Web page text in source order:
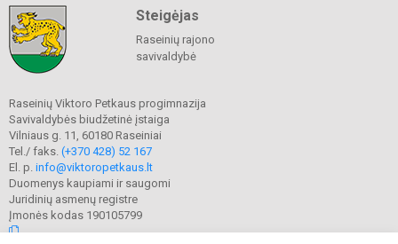
Steigėjas
Raseinių rajono
savivaldybė
Raseinių Viktoro Petkaus progimnazija
Savivaldybės biudžetinė įstaiga
Vilniaus g. 11, 60180 Raseiniai
Tel./ faks. (+370 428) 52 167
El. p. info@viktoropetkaus.lt
Duomenys kaupiami ir saugomi
Juridinių asmenų registre
Įmonės kodas 190105799